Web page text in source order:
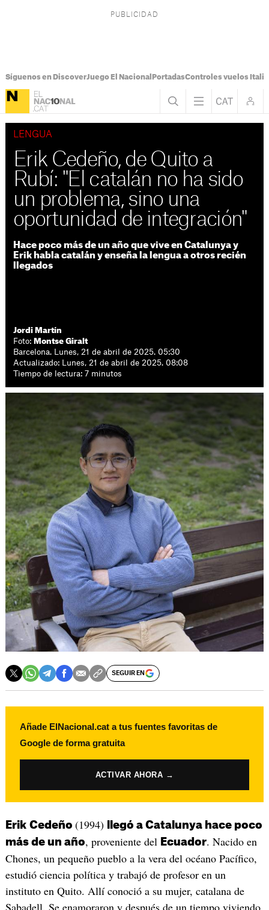
Síguenos en DiscoverJuego El Nacional PortadasControles vuelos Italia
LENGUA
Erik Cedeño, de Quito a
Rubí: "El catalán no ha sido
un problema, sino una
oportunidad de integración"
Hace poco más de un año que vive en Catalunya y
Erik habla catalán y enseña la lengua a otros recién
llegados
Jordi Martín
Foto: Montse Giralt
Barcelona. Lunes, 21 de abril de 2025. 05:30
Actualizado: Lunes, 21 de abril de 2025. 08:08
Tiempo de lectura: 7 minutos
SEGUIR EN
Añade ElNacional.cat a tus fuentes favoritas de
Google de forma gratuita
ACTIVAR AHORA →
Erik Cedeño (1994)
llegó a Catalunya hace poco
más de un año, proveniente del Ecuador. Nacido en
Chones, un pequeño pueblo a la vera del océano Pacífico,
estudió ciencia política y trabajó de profesor en un
instituto en Quito. Allí conoció a su mujer, catalana de